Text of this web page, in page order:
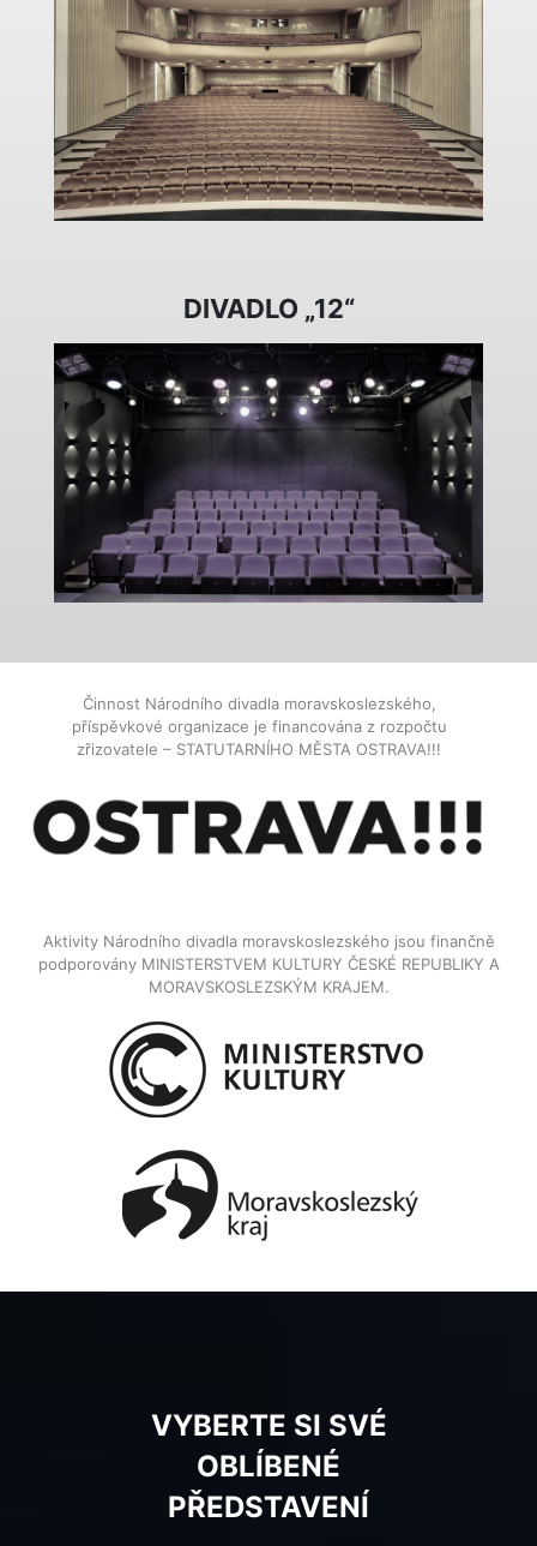
DIVADLO „12“
Činnost Národního divadla moravskoslezského,
příspěvkové organizace je financována z rozpočtu
zřizovatele – STATUTARNÍHO MĚSTA OSTRAVA!!!
Aktivity Národního divadla moravskoslezského jsou finančně
podporovány MINISTERSTVEM KULTURY ČESKÉ REPUBLIKY A
MORAVSKOSLEZSKÝM KRAJEM.
VYBERTE SI SVÉ
OBLÍBENÉ
PŘEDSTAVENÍ